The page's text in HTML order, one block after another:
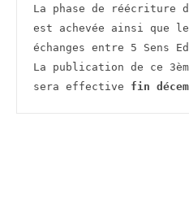
La phase de réécriture
est achevée ainsi que
échanges entre 5 Sens
La publication de ce
sera effective fin